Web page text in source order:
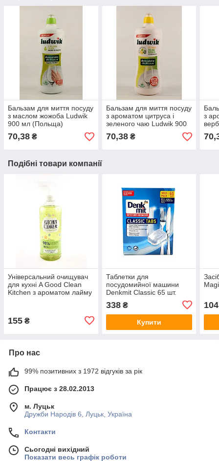
Бальзам для миття посуду
з маслом жожоба Ludwik
900 мл (Польща)
70,38 ₴
Бальзам для миття посуду
з ароматом цитруса і
зеленого чаю Ludwik 900
мл (Польща)
70,38₴
з
Подібні товари компанії
Універсальний очищувач
для кухні A Good Clean
Kitchen з ароматом лайму
155 ₴
Таблетки для
посудомийної машини
Denkmit Classic 65 шт.
338₴
Купити
104
Про нас
99% позитивних з 1972 відгуків за рік
Працює з 28.02.2013
м. Луцьк
Дружби Народів 6, Луцьк, Україна
Контакти
Сьогодні вихідний
Показати весь графік роботи